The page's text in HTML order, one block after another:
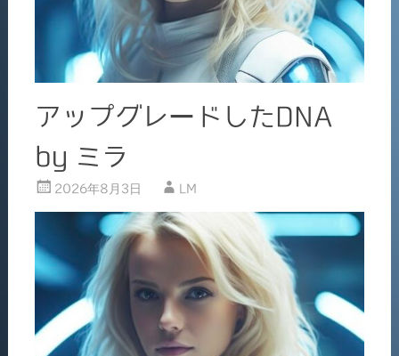
アップグレードしたDNA
by ミラ
2026年8月3日 LM